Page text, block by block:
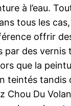
à l’eau.
tous les
offrir
des
que la
teintés tandis
Chou Du